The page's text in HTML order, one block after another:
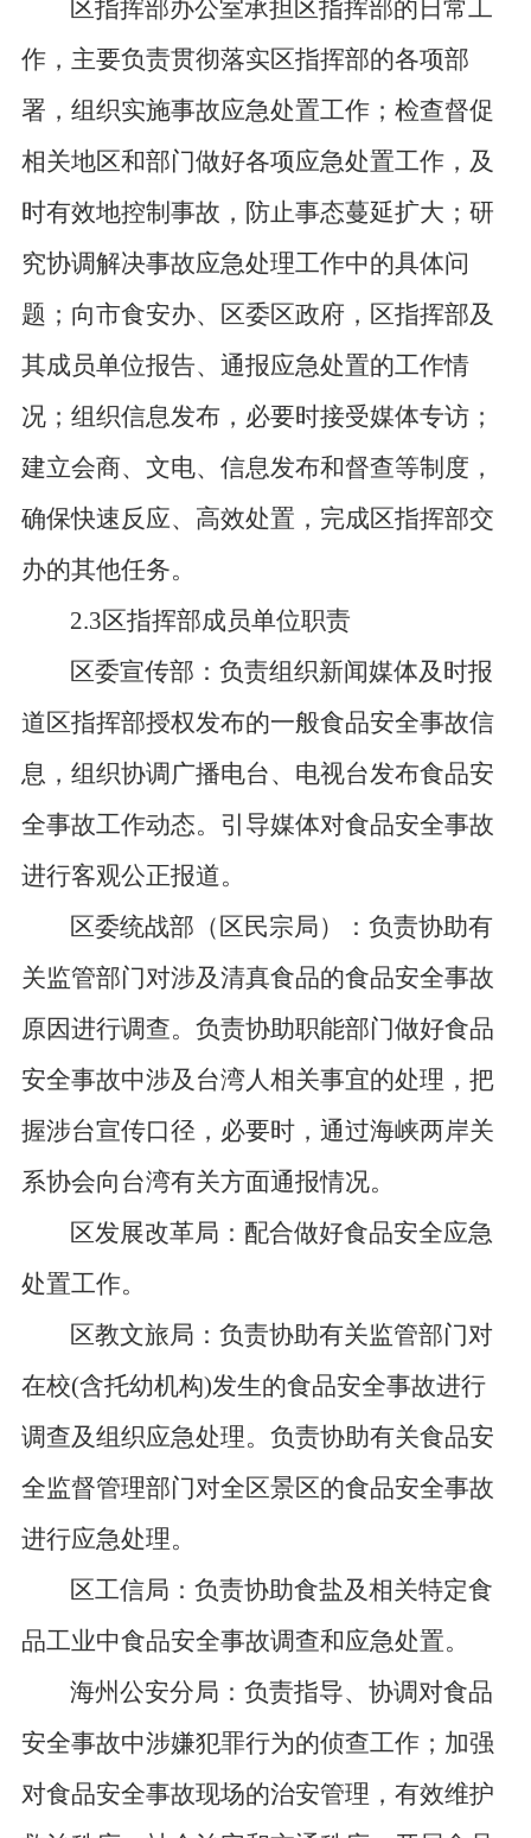
区指挥部办公室承担区指挥部的日常工
作，主要负责贯彻落实区指挥部的各项部
署，组织实施事故应急处置工作；检查督促
相关地区和部门做好各项应急处置工作，及
时有效地控制事故，防止事态蔓延扩大；研
究协调解决事故应急处理工作中的具体问
题；向市食安办、区委区政府，区指挥部及
其成员单位报告、通报应急处置的工作情
况；组织信息发布，必要时接受媒体专访；
建立会商、文电、信息发布和督查等制度，
确保快速反应、高效处置，完成区指挥部交
办的其他任务。
2.3区指挥部成员单位职责
区委宣传部：负责组织新闻媒体及时报
道区指挥部授权发布的一般食品安全事故信
息，组织协调广播电台、电视台发布食品安
全事故工作动态。引导媒体对食品安全事故
进行客观公正报道。
区委统战部（区民宗局）：负责协助有
关监管部门对涉及清真食品的食品安全事故
原因进行调查。负责协助职能部门做好食品
安全事故中涉及台湾人相关事宜的处理，把
握涉台宣传口径，必要时，通过海峡两岸关
系协会向台湾有关方面通报情况。
区发展改革局：配合做好食品安全应急
处置工作。
区教文旅局：负责协助有关监管部门对
在校(含托幼机构)发生的食品安全事故进行
调查及组织应急处理。负责协助有关食品安
全监督管理部门对全区景区的食品安全事故
进行应急处理。
区工信局：负责协助食盐及相关特定食
品工业中食品安全事故调查和应急处置。
海州公安分局：负责指导、协调对食品
安全事故中涉嫌犯罪行为的侦查工作；加强
对食品安全事故现场的治安管理，有效维护